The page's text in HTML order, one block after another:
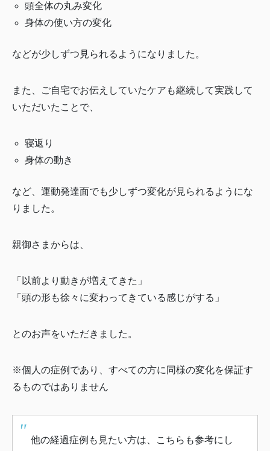
頭全体の丸み変化
身体の使い方の変化
などが少しずつ見られるようになりました。
また、ご自宅でお伝えしていたケアも継続して実践して
いただいたことで、
寝返り
身体の動き
など、運動発達面でも少しずつ変化が見られるようにな
りました。
親御さまからは、
「以前より動きが増えてきた」
「頭の形も徐々に変わってきている感じがする」
とのお声をいただきました。
※個人の症例であり、すべての方に同様の変化を保証す
るものではありません
他の経過症例も見たい方は、こちらも参考にし